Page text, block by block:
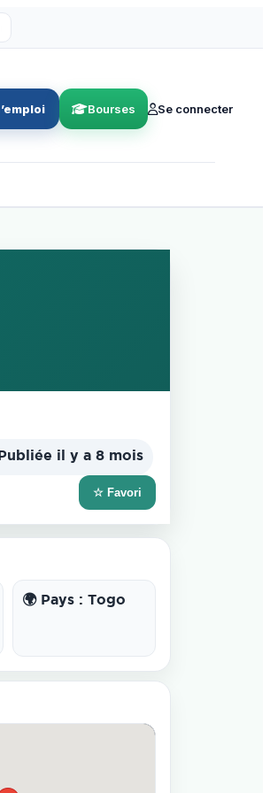
Bourses Se connecter
il y a 8 mois
☆ Favori
🌍 Pays : Togo